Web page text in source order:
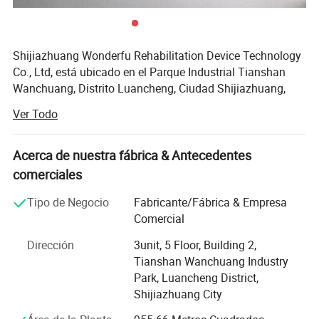
Shijiazhuang Wonderfu Rehabilitation Device Technology
Co., Ltd, está ubicado en el Parque Industrial Tianshan
Wanchuang, Distrito Luancheng, Ciudad Shijiazhuang,
conveniente y un ambiente hermoso, a sólo 20 minutos de
la estación de tren de Shijiazhuang y a 45 minutos del
aeropuerto de Shijiazhuang.
Nuestra empresa es una empresa de investigación y
desarrollo de alta tecnología, con experiencia profesional
de más de 15 años en la extremidad artificial, producción
producción que integra la investigación y el desarrollo de
la producción, contamos con nuestra propia fábrica de
fundición de precisión, centro de torno y mecanizado
controlado por digital, taller de ensamblaje de alta
precisión independiente y nuestro propio laboratorio de
Ver Todo
Acerca de nuestra fábrica & Antecedentes
comerciales
Tipo de Negocio
Fabricante/Fábrica & Empresa
Comercial
Dirección
3unit, 5 Floor, Building 2,
Tianshan Wanchuang Industry
Park, Luancheng District,
Shijiazhuang City